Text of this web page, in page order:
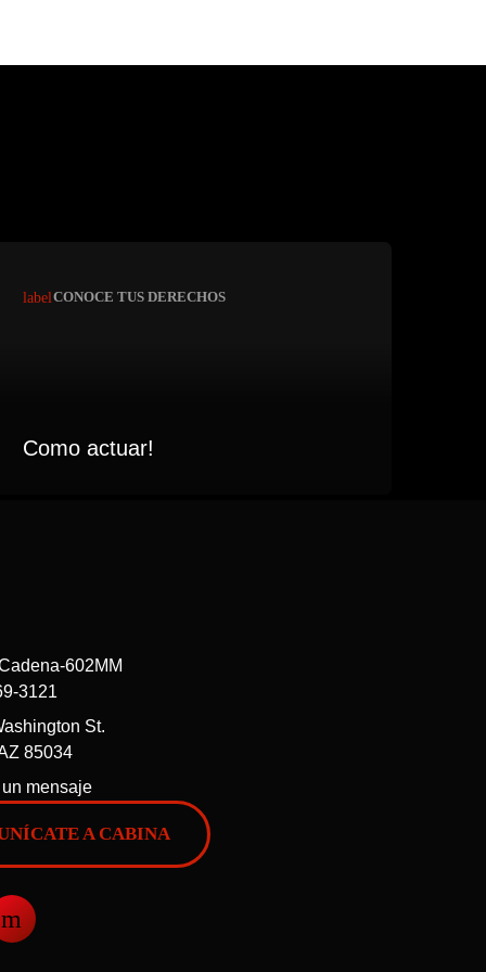
labelCONOCE TUS DERECHOS
Como actuar!
3121
St.
85034
mensaje
A CABINA